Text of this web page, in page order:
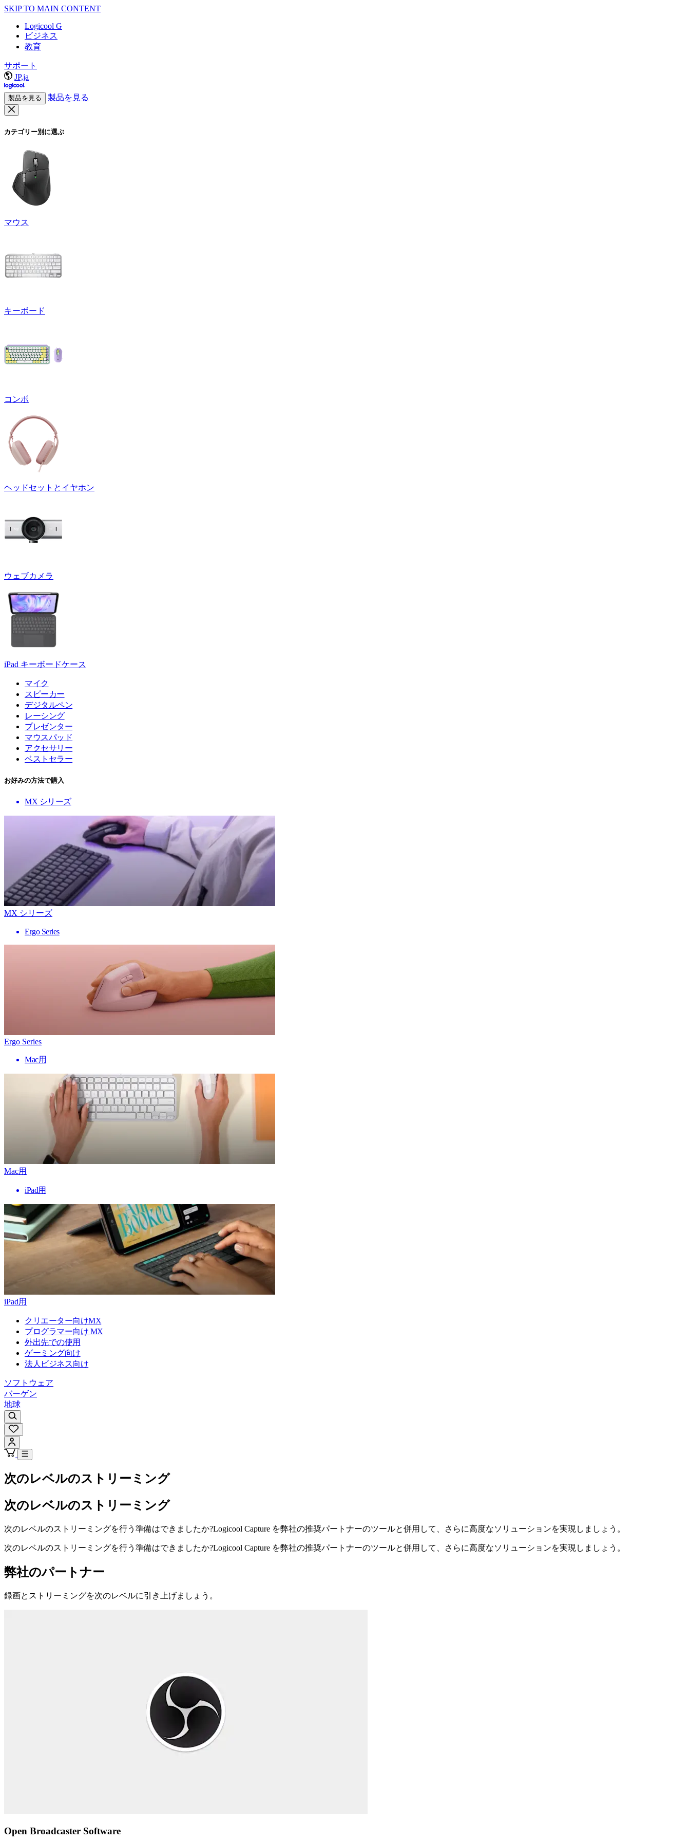
SKIP TO MAIN CONTENT
Logicool G
ビジネス
教育
サポート
JP,ja
製品を見る 製品を見る
カテゴリー別に選ぶ
マウス
キーボード
コンボ
ヘッドセットとイヤホン
ウェブカメラ
iPad キーボードケース
マイク
スピーカー
デジタルペン
レーシング
プレゼンター
マウスパッド
アクセサリー
ベストセラー
お好みの方法で購入
MX シリーズ
MX シリーズ
Ergo Series
Ergo Series
Mac用
Mac用
iPad用
iPad用
クリエーター向けMX
プログラマー向け MX
外出先での使用
ゲーミング向け
法人ビジネス向け
ソフトウェア
バーゲン
地球
次のレベルのストリーミング
次のレベルのストリーミング
次のレベルのストリーミングを行う準備はできましたか?Logicool Capture を弊社の推奨パートナーのツールと併用して、さらに高度なソリューションを実現しましょう。
次のレベルのストリーミングを行う準備はできましたか?Logicool Capture を弊社の推奨パートナーのツールと併用して、さらに高度なソリューションを実現しましょう。
弊社のパートナー
録画とストリーミングを次のレベルに引き上げましょう。
Open Broadcaster Software